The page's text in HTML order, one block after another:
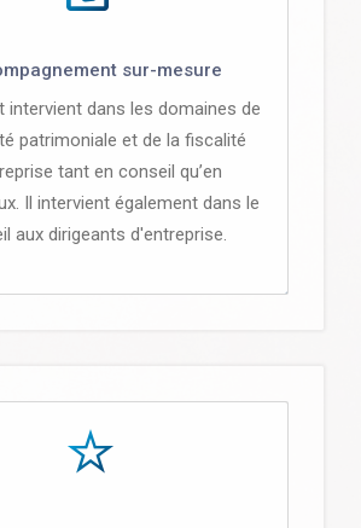
sur-mesure
intervient dans les domaines de
patrimoniale et de la fiscalité
tant en conseil qu’en
Il intervient également dans le
aux dirigeants d'entreprise.